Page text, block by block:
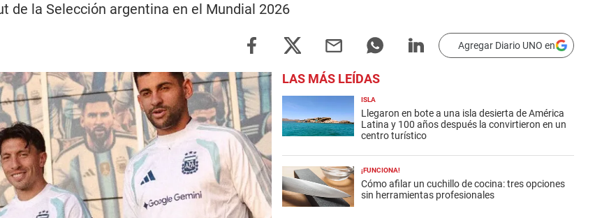
de la Selección argentina en el Mundial 2026
Agregar Diario UNO en
LAS MÁS LEÍDAS
ISLA
Llegaron en bote a una isla desierta de América
Latina y 100 años después la convirtieron en un
centro turístico
¡FUNCIONA!
Cómo afilar un cuchillo de cocina: tres opciones
sin herramientas profesionales